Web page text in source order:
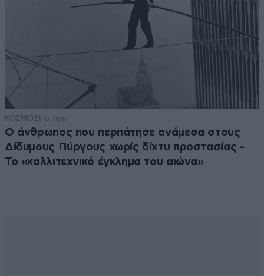
ΚΟΣΜΟΣ1 ω. πριν
Ο άνθρωπος που περπάτησε ανάμεσα στους
Δίδυμους Πύργους χωρίς δίχτυ προστασίας -
Το «καλλιτεχνικό έγκλημα του αιώνα»